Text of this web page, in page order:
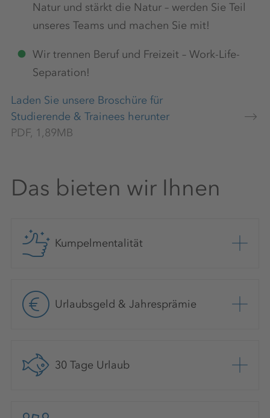
Natur und stärkt die Natur – werden Sie Teil
unseres Teams und machen Sie mit!
Wir trennen Beruf und Freizeit – Work-Life-
Separation!
Laden Sie unsere Broschüre für
Studierende & Trainees herunter
PDF, 1,89MB
Das bieten wir Ihnen
Kumpelmentalität
Urlaubsgeld & Jahresprämie
30 Tage Urlaub